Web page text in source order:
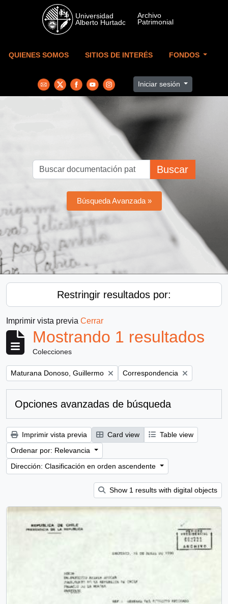
Skip to main content
QUIENES SOMOS SITIOS DE INTERÉS FONDOS
Iniciar sesión
Buscar
Búsqueda Avanzada »
Restringir resultados por:
Imprimir vista previa Cerrar
Mostrando 1 resultados
Colecciones
Remove filter:
Maturana Donoso, Guillermo Remove filter:
Correspondencia
Opciones avanzadas de búsqueda
Imprimir vista previa Card view
Table view
Ordenar por: Relevancia
Dirección: Clasificación en orden ascendente
Show 1 results with digital objects